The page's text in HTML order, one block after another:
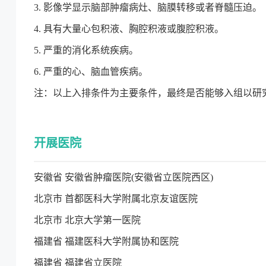
3. 影像学显示脑部肿瘤病灶、脑膜转移或者脊髓压迫。
4. 具有大量心包积液、胸腔积液或腹腔积液。
5. 严重的消化系统疾病。
6. 严重的心、脑血管疾病。
注：以上入排条件为主要条件，最终是否能够入组以研
开展医院
安徽省 安徽省肿瘤医院(安徽省立医院西区)
北京市 首都医科大学附属北京友谊医院
北京市 北京大学第一医院
福建省 福建医科大学附属协和医院
福建省 福建省立医院